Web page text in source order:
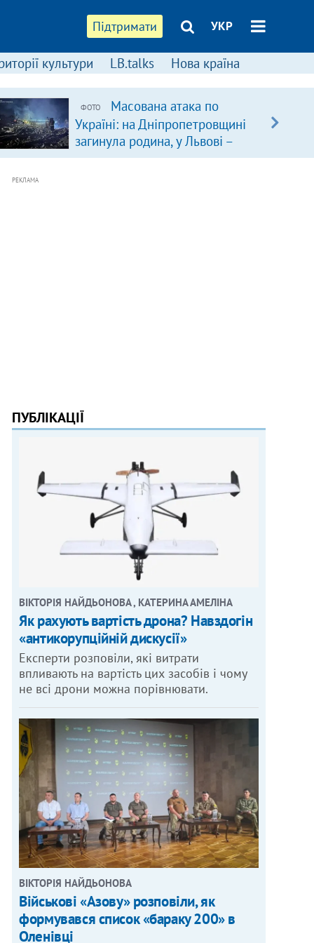
Підтримати УКР
культури LB.talks Нова країна
ФОТО
Масована атака по
Україні: на Дніпропетровщині
загинула родина, у Львові –
удар по багатоповерхівках
РЕКЛАМА
ПУБЛІКАЦІЇ
ВІКТОРІЯ НАЙДЬОНОВА , КАТЕРИНА АМЕЛІНА
Як рахують вартість дрона? Навздогін
«антикорупційній дискусії»
Експерти розповіли, які витрати
впливають на вартість цих засобів і чому
не всі дрони можна порівнювати.
ВІКТОРІЯ НАЙДЬОНОВА
Військові «Азову» розповіли, як
формувався список «бараку 200» в
Оленівці